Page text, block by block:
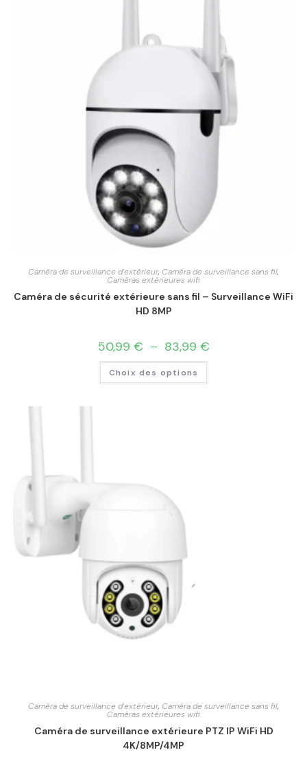
Caméra de surveillance d'extérieur, Caméra de surveillance sans fil,
Caméras extérieures wifi
Caméra de sécurité extérieure sans fil – Surveillance WiFi
HD 8MP
50,99 € – 83,99 €
Choix des options
Caméra de surveillance d'extérieur, Caméra de surveillance sans fil,
Caméras extérieures wifi
Caméra de surveillance extérieure PTZ IP WiFi HD
4K/8MP/4MP